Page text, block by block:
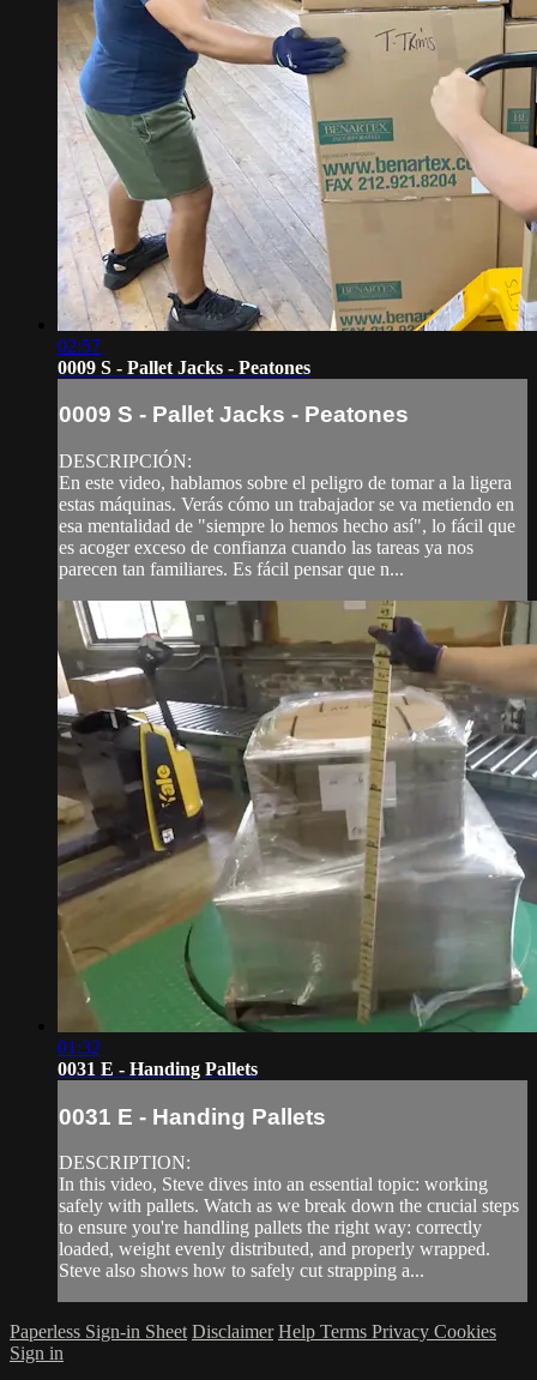
02:57
0009 S - Pallet Jacks - Peatones
0009 S - Pallet Jacks - Peatones
DESCRIPCIÓN:
En este video, hablamos sobre el peligro de tomar a la ligera
estas máquinas. Verás cómo un trabajador se va metiendo en
esa mentalidad de "siempre lo hemos hecho así", lo fácil que
es acoger exceso de confianza cuando las tareas ya nos
parecen tan familiares. Es fácil pensar que n...
01:32
0031 E - Handing Pallets
0031 E - Handing Pallets
DESCRIPTION:
In this video, Steve dives into an essential topic: working
safely with pallets. Watch as we break down the crucial steps
to ensure you're handling pallets the right way: correctly
loaded, weight evenly distributed, and properly wrapped.
Steve also shows how to safely cut strapping a...
Paperless Sign-in Sheet Disclaimer Help Terms Privacy Cookies
Sign in